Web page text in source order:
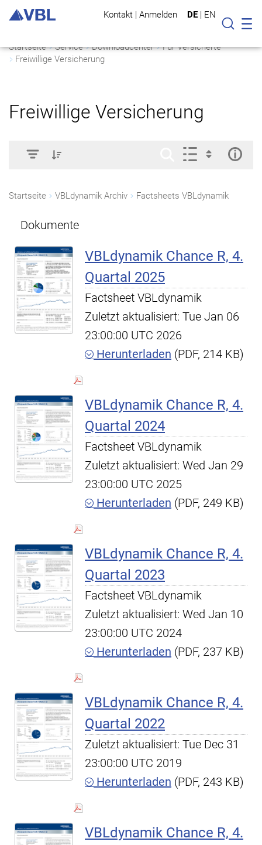
Kontakt | Anmelden DE | EN
Suche
Startseite Service Downloadcenter
Für Versicherte
Freiwillige Versicherung
Freiwillige Versicherung
Startseite VBLdynamik Archiv Factsheets VBLdynamik
Dokumente
VBLdynamik Chance R, 4.
Quartal 2025
Factsheet VBLdynamik
Zuletzt aktualisiert: Tue Jan 06
23:00:00 UTC 2026
Herunterladen (PDF, 214 KB)
VBLdynamik Chance R, 4.
Quartal 2024
Factsheet VBLdynamik
Zuletzt aktualisiert: Wed Jan 29
23:00:00 UTC 2025
Herunterladen (PDF, 249 KB)
VBLdynamik Chance R, 4.
Quartal 2023
Factsheet VBLdynamik
Zuletzt aktualisiert: Wed Jan 10
23:00:00 UTC 2024
Herunterladen (PDF, 237 KB)
VBLdynamik Chance R, 4.
Quartal 2022
Zuletzt aktualisiert: Tue Dec 31
23:00:00 UTC 2019
Herunterladen (PDF, 243 KB)
VBLdynamik Chance R, 4.